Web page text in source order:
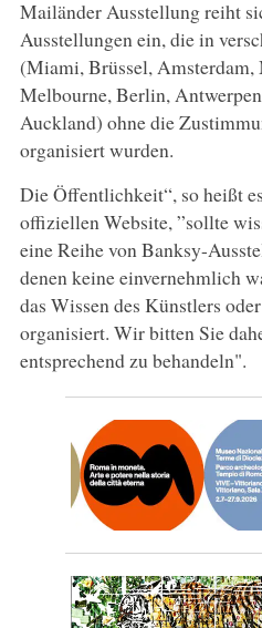
Mailänder Ausstellung reiht
Ausstellungen ein, die in
(Miami, Brüssel, Amsterdam,
Melbourne, Berlin,
Auckland) ohne die
organisiert wurden.
Die Öffentlichkeit“, so heißt
offiziellen Website, ”sollte
eine Reihe von Banksy-
denen keine einvernehmlich
das Wissen des Künstlers
organisiert. Wir bitten Sie
entsprechend zu behandeln".